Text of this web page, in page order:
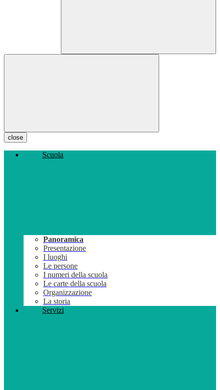
close
Scuola
Panoramica
Presentazione
I luoghi
Le persone
I numeri della scuola
Le carte della scuola
Organizzazione
La storia
Servizi